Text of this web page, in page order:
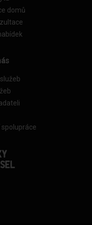
domů